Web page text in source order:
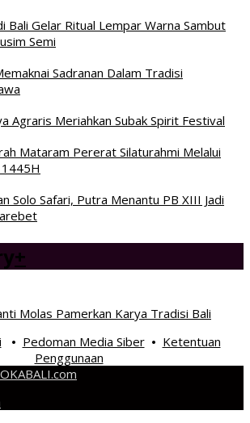
Bali Gelar Ritual Lempar Warna Sambut
Semi
Sadranan Dalam Tradisi
Agraris Meriahkan Subak Spirit Festival
Mataram Pererat Silaturahmi Melalui
Solo Safari, Putra Menantu PB XIII Jadi
+
Molas Pamerkan Karya Tradisi Bali
• Pedoman Media Siber• Ketentuan
Penggunaan